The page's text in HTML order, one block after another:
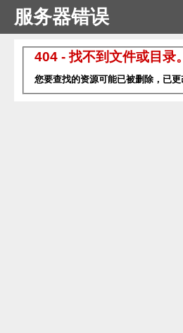
服务器错误
404 - 找不到文件或目录。
您要查找的资源可能已被删除，已更